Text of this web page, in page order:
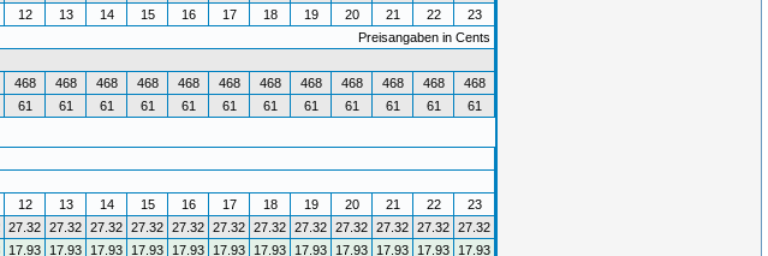
12 13 14 15 16 17 18 19 20 21 22
23
Preisangaben in Cents
468 468 468 468 468 468 468 468 468 468 468
468
61 61 61 61 61 61 61 61 61 61 61 61
12 13 14 15 16 17 18 19 20 21 22
23
27.32 27.32 27.32 27.32 27.32 27.32 27.32 27.32 27.32 27.32 27.32 27.32
17.93 17.93 17.93 17.93 17.93 17.93 17.93 17.93 17.93 17.93 17.93
17.93